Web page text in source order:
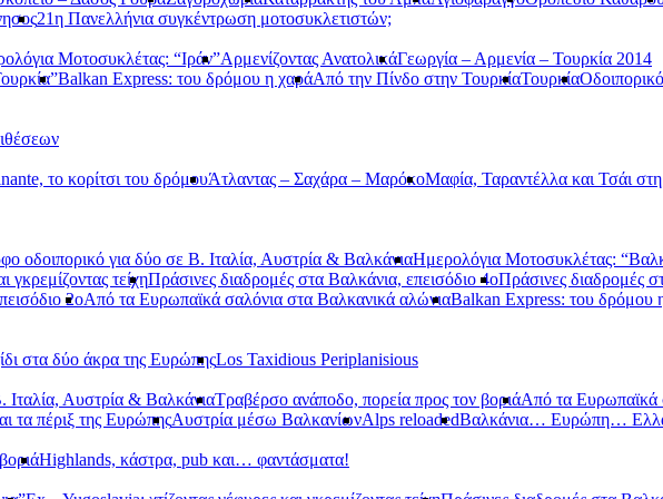
21η Πανελλήνια συγκέντρωση μοτοσυκλετιστών;
Μοτοσυκλέτας: “Ιράν”Αρμενίζοντας ΑνατολικάΓεωργία – Αρμενία – Τουρκία 2014
Balkan Express: του δρόμου η χαράΑπό την Πίνδο στην ΤουρκίαΤουρκία
το κορίτσι του δρόμουΆτλαντας – Σαχάρα – ΜαρόκοΜαφία, Ταραντέλλα και Τσάι
οδοιπορικό για δύο σε Β. Ιταλία, Αυστρία & ΒαλκάνιαΗμερολόγια Μοτοσυκλέτας:
γκρεμίζοντας τείχηΠράσινες διαδρομές στα Βαλκάνια, επεισόδιο 4οΠράσινες διαδρομές
2οΑπό τα Ευρωπαϊκά σαλόνια στα Βαλκανικά αλώνιαBalkan Express: του δρόμου
στα δύο άκρα της ΕυρώπηςLos Taxidious Periplanisious
Αυστρία & ΒαλκάνιαΤραβέρσο ανάποδο, πορεία προς τον βοριάΑπό τα Ευρωπαϊκά
τα πέριξ της ΕυρώπηςΑυστρία μέσω ΒαλκανίωνAlps reloadedΒαλκάνια… Ευρώπη…
Highlands, κάστρα, pub και… φαντάσματα!